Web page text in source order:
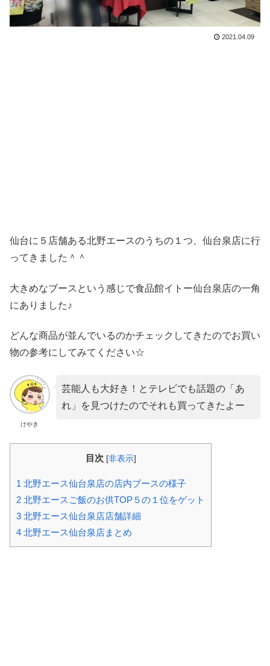
2021.04.09
仙台に５店舗ある北野エースのうちの１つ、仙台泉店に行
ってきました＾＾
大きめなブースという感じで食品館イトー仙台泉店の一角
にありました♪
どんな商品が並んでいるのかチェックしてきたのでお買い
物の参考にしてみてください☆
けやき
芸能人も大好き！とテレビでも話題の「あ
れ」を見つけたのでそれも買ってきたよー
目次 [非表示]
1 北野エース仙台泉店の店内ブースの様子
2 北野エースご飯のお供TOP５の１位をゲット
3 北野エース仙台泉店店舗詳細
4 北野エース仙台泉店まとめ